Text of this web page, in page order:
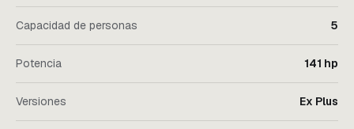
Capacidad de personas 5
Potencia 141 hp
Versiones Ex Plus